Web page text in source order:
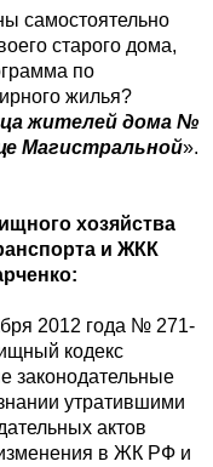
самостоятельно
старого дома,
по
жилья?
жителей дома №
Магистральной».
хозяйства
и ЖКК
2012 года № 271-
кодекс
законодательные
утратившими
актов
в ЖК РФ и